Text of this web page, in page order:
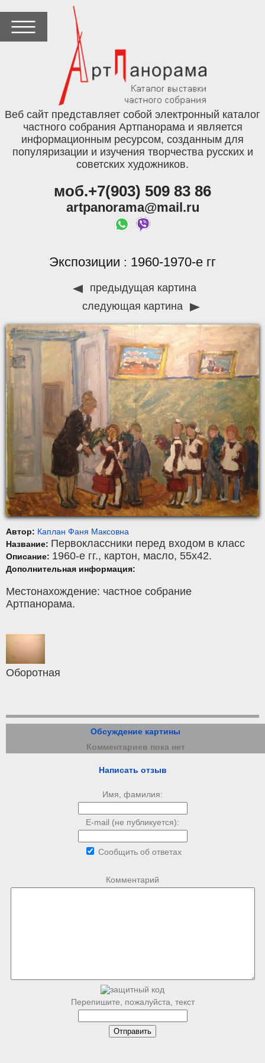
Веб сайт представляет собой электронный каталог
частного собрания Артпанорама и является
информационным ресурсом, созданным для
популяризации и изучения творчества русских и
советских художников.
моб.+7(903) 509 83 86
artpanorama@mail.ru
Экспозиции : 1960-1970-е гг
предыдущая картина
следующая картина
Автор: Каплан Фаня Максовна
Название: Первоклассники перед входом в класс
Описание: 1960-е гг., картон, масло, 55x42.
Дополнительная информация:
Местонахождение: частное собрание
Артпанорама.
Оборотная
Обсуждение картины
Комментариев пока нет
Написать отзыв
Имя, фамилия:
E-mail (не публикуется):
Сообщить об ответах
Комментарий
Перепишите, пожалуйста, текст